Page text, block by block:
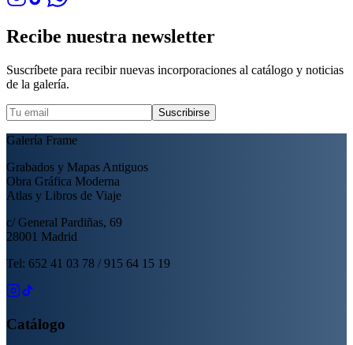
Recibe nuestra newsletter
Suscríbete para recibir nuevas incorporaciones al catálogo y noticias
de la galería.
Suscribirse
Galería Frame
Grabados y Mapas Antiguos
Obra Gráfica Moderna
Atlas y Libros de Viaje
c/ General Pardiñas, 69
28001 Madrid
Tel: 652 41 03 78 / 915 64 15 19
Catálogo